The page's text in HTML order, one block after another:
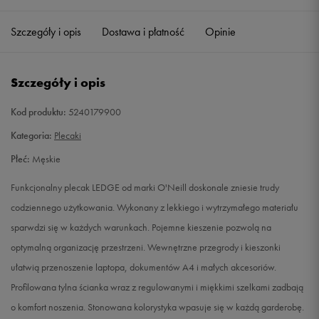
Szczegóły i opis Dostawa i płatność Opinie
Szczegóły i opis
Kod produktu: 5240179900
Kategoria: Plecaki
Płeć: Męskie
Funkcjonalny plecak LEDGE od marki O'Neill doskonale zniesie trudy
codziennego użytkowania. Wykonany z lekkiego i wytrzymałego materiału
sparwdzi się w każdych warunkach. Pojemne kieszenie pozwolą na
optymalną organizację przestrzeni. Wewnętrzne przegrody i kieszonki
ułatwią przenoszenie laptopa, dokumentów A4 i małych akcesoriów.
Profilowana tylna ścianka wraz z regulowanymi i miękkimi szelkami zadbają
o komfort noszenia. Stonowana kolorystyka wpasuje się w każdą garderobę.